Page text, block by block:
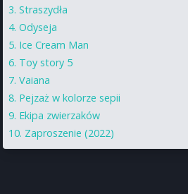
Straszydła
Odyseja
Ice Cream Man
Toy story 5
Vaiana
Pejzaż w kolorze sepii
Ekipa zwierzaków
Zaproszenie (2022)